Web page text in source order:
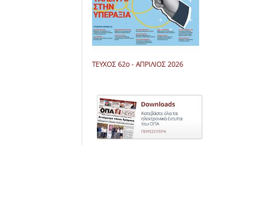
ΤΕΥΧΟΣ 62ο - ΑΠΡΙΛΙΟΣ 2026